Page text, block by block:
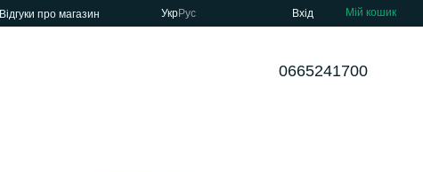
Відгуки про магазин УкрРус Вхід Мій кошик
0665241700